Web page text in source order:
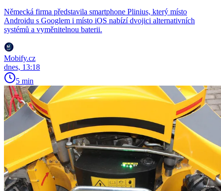
Německá firma představila smartphone Plinius, který místo
Androidu s Googlem i místo iOS nabízí dvojici alternativních
systémů a vyměnitelnou baterii.
Mobify.cz
dnes, 13:18
5 min